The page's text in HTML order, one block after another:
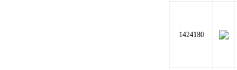
1424180